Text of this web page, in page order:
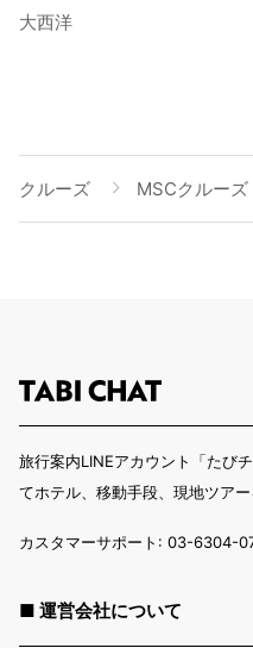
大西洋
クルーズ MSCクルーズ
旅行案内LINEアカウント「たび
てホテル、移動手段、現地ツアー
カスタマーサポート: 03-6304-
■ 運営会社について